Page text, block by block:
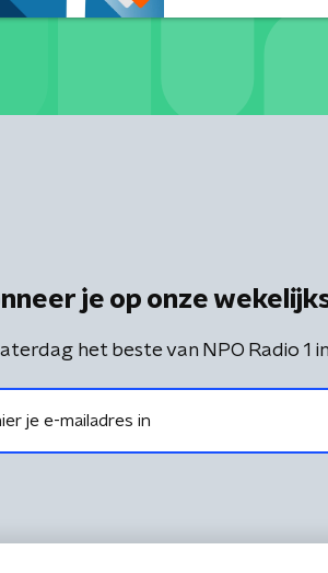
je op onze
het beste van NPO Radio 1